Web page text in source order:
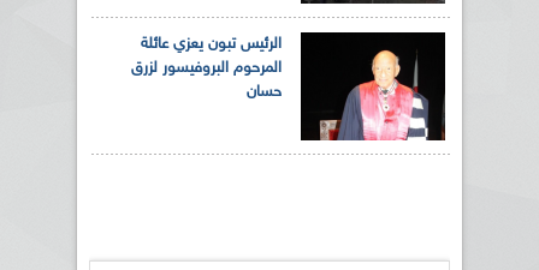
الرئيس تبون يعزي عائلة
المرحوم البروفيسور لزرق
حسان